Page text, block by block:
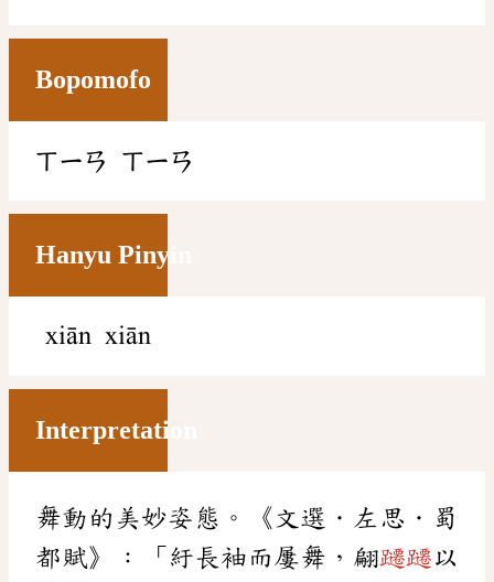
Bopomofo
ㄒㄧㄢ ㄒㄧㄢ
Hanyu Pinyin
xiān xiān
Interpretation
舞動的美妙姿態。《文選．左思．蜀
都賦》：「紆長袖而屢舞，翩躚躚以